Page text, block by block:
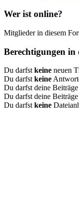
Wer ist online?
Mitglieder in diesem
Berechtigungen in
Du darfst keine neuen
Du darfst keine
Du darfst deine
Du darfst deine
Du darfst keine